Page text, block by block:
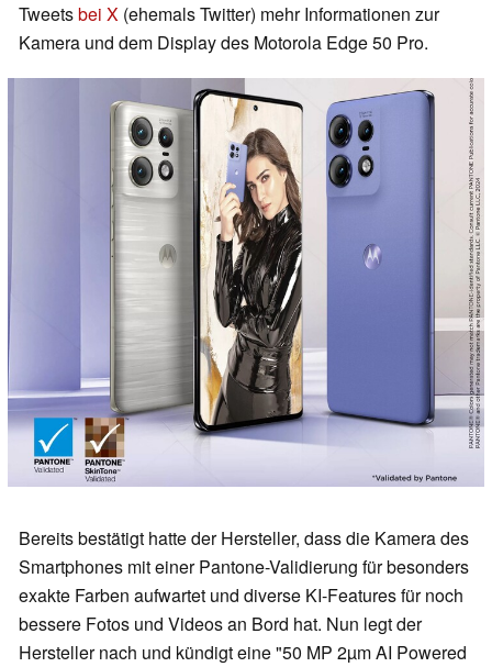
Tweetsbei X (ehemals Twitter) mehr Informationen zur
Kamera und dem Display des Motorola Edge 50 Pro.
Bereits bestätigt hatte der Hersteller, dass die Kamera des
Smartphones mit einer Pantone-Validierung für besonders
exakte Farben aufwartet und diverse KI-Features für noch
bessere Fotos und Videos an Bord hat. Nun legt der
Hersteller nach und kündigt eine "50 MP 2µm AI Powered